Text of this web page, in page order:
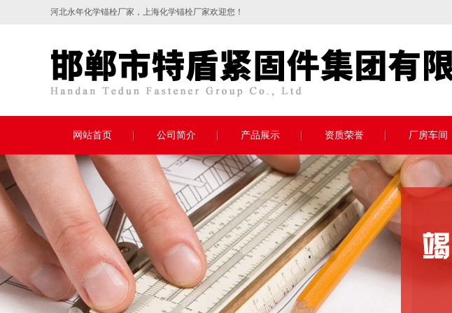
河北永年化学锚栓厂家，上海化学锚栓厂家欢迎您！
网站首页 公司简介 产品展示 资质荣誉 厂房车间